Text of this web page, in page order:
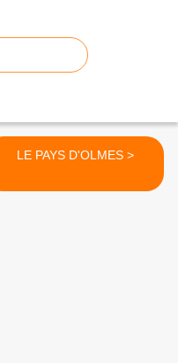
LE PAYS D'OLMES >